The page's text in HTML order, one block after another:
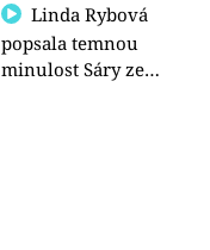
Linda Rybová
popsala temnou
minulost Sáry ze